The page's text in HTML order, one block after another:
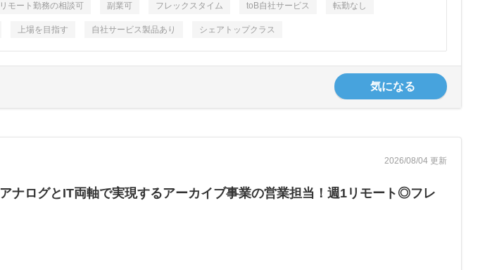
リモート勤務の相談可 副業可 フレックスタイム toB自社サービス 転勤なし
上場を目指す 自社サービス製品あり シェアトップクラス
気になる
2026/08/04 更新
ナログとIT両軸で実現するアーカイブ事業の営業担当！週1リモート◎フレ